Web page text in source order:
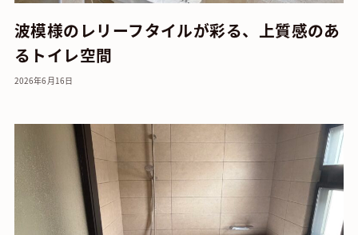
波模様のレリーフタイルが彩る、上質感のあ
るトイレ空間
2026年6月16日